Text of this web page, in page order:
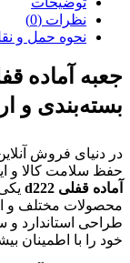
نظرات (0)
نحوه حمل و
بسته‌بندی و
در دنیای فروش
حفظ سلامت کالا و
آماده قفلی d222
محصولات مختلف و
طراحی استاندارد
خود را با اطمینان